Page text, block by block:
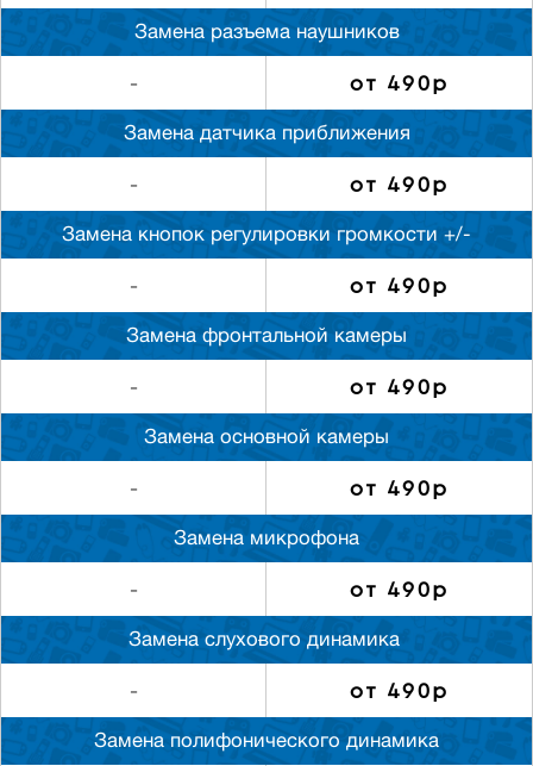
Замена разъема наушников
- от 490р
Замена датчика приближения
- от 490р
Замена кнопок регулировки громкости +/-
- от 490р
Замена фронтальной камеры
- от 490р
Замена основной камеры
- от 490р
Замена микрофона
- от 490р
Замена слуxового динамика
- от 490р
Замена полифонического динамика